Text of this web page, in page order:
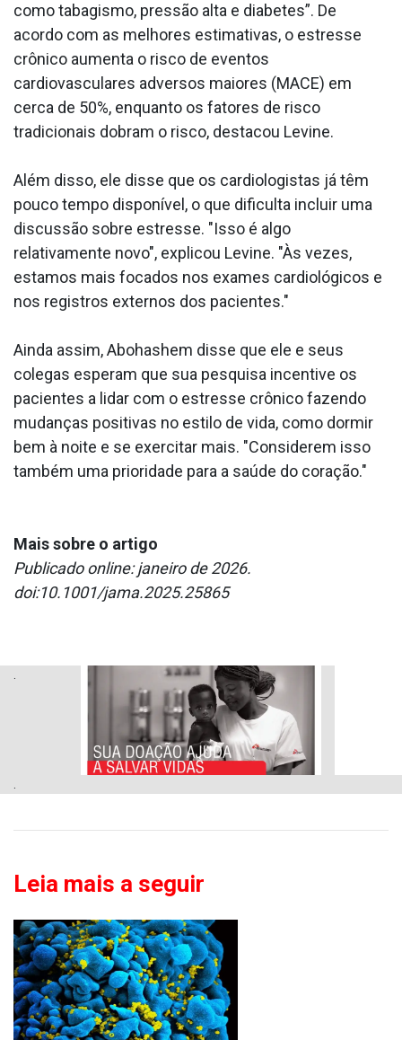
como tabagismo, pressão alta e diabetes”. De
acordo com as melhores estimativas, o estresse
crônico aumenta o risco de eventos
cardiovasculares adversos maiores (MACE) em
cerca de 50%, enquanto os fatores de risco
tradicionais dobram o risco, destacou Levine.
Além disso, ele disse que os cardiologistas já têm
pouco tempo disponível, o que dificulta incluir uma
discussão sobre estresse. "Isso é algo
relativamente novo", explicou Levine. "Às vezes,
estamos mais focados nos exames cardiológicos e
nos registros externos dos pacientes."
Ainda assim, Abohashem disse que ele e seus
colegas esperam que sua pesquisa incentive os
pacientes a lidar com o estresse crônico fazendo
mudanças positivas no estilo de vida, como dormir
bem à noite e se exercitar mais. "Considerem isso
também uma prioridade para a saúde do coração."
Mais sobre o artigo
Publicado online: janeiro de 2026.
doi:10.1001/jama.2025.25865
.
Leia mais a seguir